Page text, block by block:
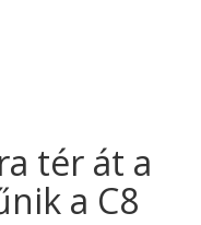
tér át a
a C8